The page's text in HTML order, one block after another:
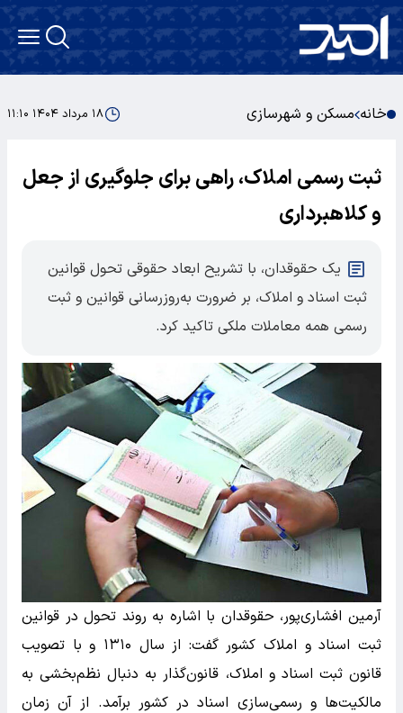
خانه مسکن و شهرسازی ۱۸ مرداد ۱۴۰۴ ۱۱:۱۰
ثبت رسمی املاک، راهی برای جلوگیری از جعل
و کلاهبرداری
یک حقوقدان، با تشریح ابعاد حقوقی تحول قوانین
ثبت اسناد و املاک، بر ضرورت به‌روزرسانی قوانین و ثبت
رسمی همه معاملات ملکی تاکید کرد.
آرمین افشاری‌پور، حقوقدان با اشاره به روند تحول در قوانین
ثبت اسناد و املاک کشور گفت: از سال ۱۳۱۰ و با تصویب
قانون ثبت اسناد و املاک، قانون‌گذار به دنبال نظم‌بخشی به
مالکیت‌ها و رسمی‌سازی اسناد در کشور برآمد. از آن زمان